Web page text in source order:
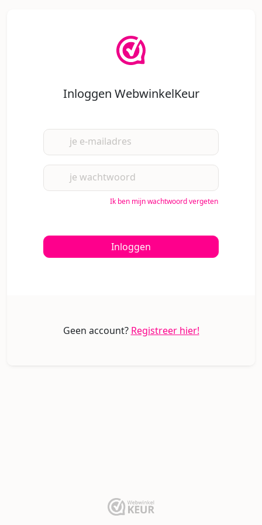
Inloggen WebwinkelKeur
je e-mailadres
je wachtwoord
Ik ben mijn wachtwoord vergeten
Inloggen
Geen account? Registreer hier!